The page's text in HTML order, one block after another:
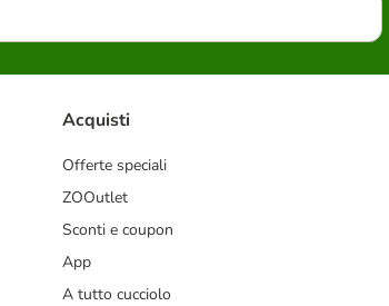
Acquisti
Offerte speciali
ZOOutlet
Sconti e coupon
App
A tutto cucciolo